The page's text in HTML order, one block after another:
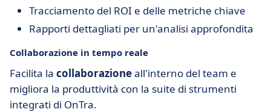
Tracciamento del ROI e delle metriche chiave
Rapporti dettagliati per un'analisi approfondita
Collaborazione in tempo reale
Facilita la collaborazioneall'interno del team e
migliora la produttività con la suite di strumenti
integrati di OnTra.